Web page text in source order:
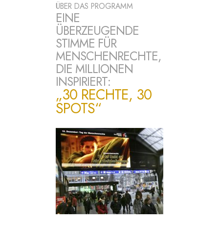
ÜBER DAS PROGRAMM
EINE
ÜBERZEUGENDE
STIMME FÜR
MENSCHENRECHTE,
DIE MILLIONEN
INSPIRIERT:
„30 RECHTE, 30
SPOTS“